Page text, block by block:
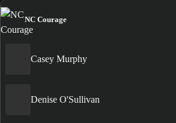
NC Courage
Casey Murphy
Denise O'Sullivan